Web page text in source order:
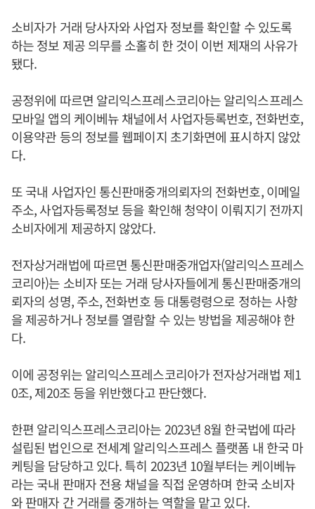
소비자가 거래 당사자와 사업자 정보를 확인할 수 있도록
하는 정보 제공 의무를 소홀히 한 것이 이번 제재의 사유가
됐다.
공정위에 따르면 알리익스프레스코리아는 알리익스프레스
모바일 앱의 케이베뉴 채널에서 사업자등록번호, 전화번호,
이용약관 등의 정보를 웹페이지 초기화면에 표시하지 않았
다.
또 국내 사업자인 통신판매중개의뢰자의 전화번호, 이메일
주소, 사업자등록정보 등을 확인해 청약이 이뤄지기 전까지
소비자에게 제공하지 않았다.
전자상거래법에 따르면 통신판매중개업자(알리익스프레스
코리아)는 소비자 또는 거래 당사자들에게 통신판매중개의
뢰자의 성명, 주소, 전화번호 등 대통령령으로 정하는 사항
을 제공하거나 정보를 열람할 수 있는 방법을 제공해야 한
다.
이에 공정위는 알리익스프레스코리아가 전자상거래법 제1
0조, 제20조 등을 위반했다고 판단했다.
한편 알리익스프레스코리아는 2023년 8월 한국법에 따라
설립된 법인으로 전세계 알리익스프레스 플랫폼 내 한국 마
케팅을 담당하고 있다. 특히 2023년 10월부터는 케이베뉴
라는 국내 판매자 전용 채널을 직접 운영하며 한국 소비자
와 판매자 간 거래를 중개하는 역할을 맡고 있다.